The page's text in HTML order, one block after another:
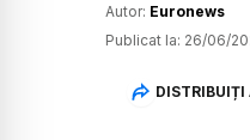
Autor: Euronews
Publicat la: 26/06/
DISTRIBUIȚI